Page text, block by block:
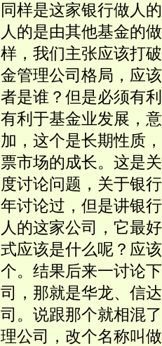
同样是这家银行做人
人的是由其他基金的
样，我们主张应该打
金管理公司格局，应
者是谁？但是必须有
有利于基金业发展，
加，这个是长期性质
票市场的成长。这是
度讨论问题，关于银
年讨论过，但是讲银
人的这家公司，它最
式应该是什么呢？应
个。结果后来一讨论
司，那就是华龙、信
司。说跟那个就相混
理公司，改个名称叫